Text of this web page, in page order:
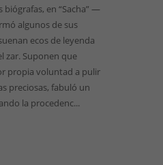
biógrafas, en “Sacha” —
algunos de sus
ecos de leyenda
zar. Suponen que
propia voluntad a pulir
preciosas, fabuló un
la procedenc...